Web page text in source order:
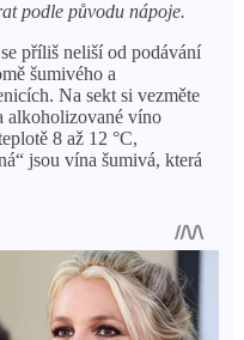
podle původu nápoje.
příliš neliší od podávání
šumivého a
Na sekt si vezměte
alkoholizované víno
8 až 12 °C,
jsou vína šumivá, která